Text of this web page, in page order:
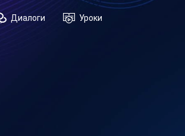
Диалоги Уроки